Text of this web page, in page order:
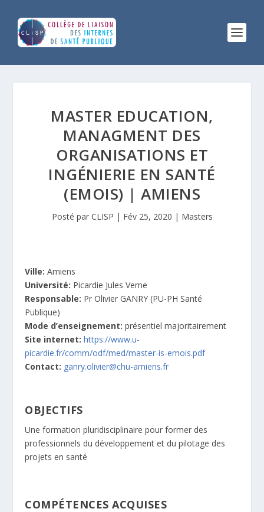
MASTER EDUCATION,
MANAGMENT DES
ORGANISATIONS ET
INGÉNIERIE EN SANTÉ
(EMOIS) | AMIENS
Posté par CLISP | Fév 25, 2020 | Masters
Ville:Amiens
Université: Picardie Jules Verne
Responsable: Pr Olivier GANRY (PU-PH Santé
Publique)
Mode d’enseignement:présentiel majoritairement
Site internet:https://www.u-
picardie.fr/comm/odf/med/master-is-emois.pdf
Contact: ganry.olivier@chu-amiens.fr
OBJECTIFS
Une formation pluridisciplinaire pour former des
professionnels du développement et du pilotage des
projets en santé
COMPÉTENCES ACQUISES